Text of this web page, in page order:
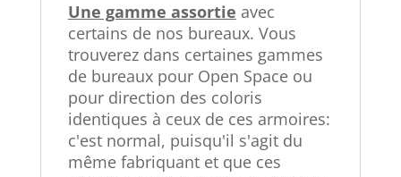
Une gamme assortie avec
certains de nos bureaux. Vous
trouverez dans certaines gammes
de bureaux pour Open Space ou
pour direction des coloris
identiques à ceux de ces armoires:
c'est normal, puisqu'il s'agit du
même fabriquant et que ces